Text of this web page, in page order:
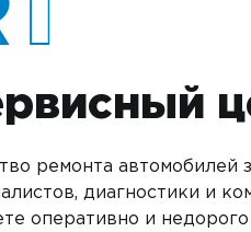
ремонта автомобилей
диагностики и
оперативно и